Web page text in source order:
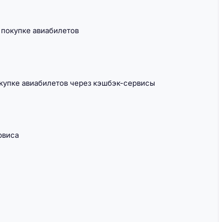
авиабилетов
авиабилетов через кэшбэк-сервисы